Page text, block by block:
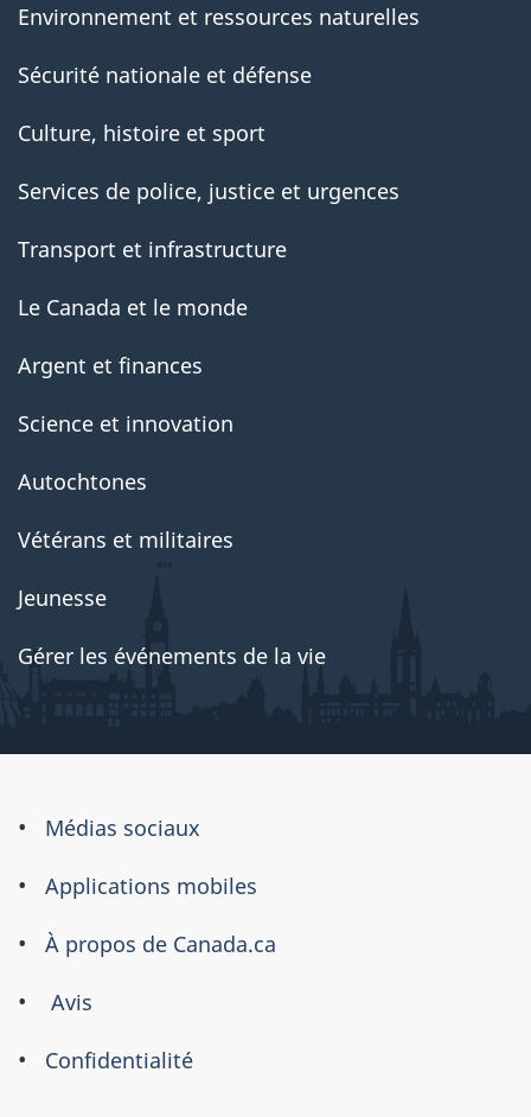
Environnement et ressources naturelles
Sécurité nationale et défense
Culture, histoire et sport
Services de police, justice et urgences
Transport et infrastructure
Le Canada et le monde
Argent et finances
Science et innovation
Autochtones
Vétérans et militaires
Jeunesse
Gérer les événements de la vie
À
propos
ce
site
Médias sociaux
Applications mobiles
À propos de Canada.ca
Avis
Confidentialité